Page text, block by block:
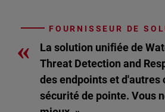
FOURNISSEUR DE
«
La solution unifiée de
Threat Detection and
des endpoints et d'autres
sécurité de pointe. Vous